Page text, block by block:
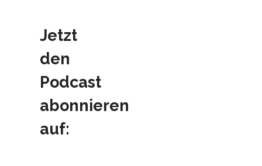
Jetzt
den
Podcast
abonnieren
auf: